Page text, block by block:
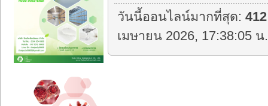
วันนี้ออนไลน์มากที่สุด:412
เมษายน 2026, 17:38:05 น